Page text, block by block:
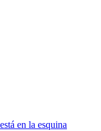
en la esquina